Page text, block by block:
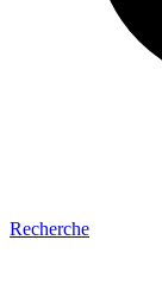
Recherche